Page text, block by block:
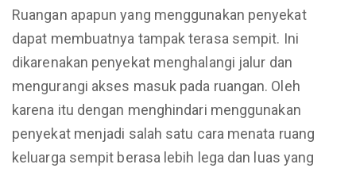
Ruangan apapun yang menggunakan penyekat
dapat membuatnya tampak terasa sempit. Ini
dikarenakan penyekat menghalangi jalur dan
mengurangi akses masuk pada ruangan. Oleh
karena itu dengan menghindari menggunakan
penyekat menjadi salah satu cara menata ruang
keluarga sempit berasa lebih lega dan luas yang